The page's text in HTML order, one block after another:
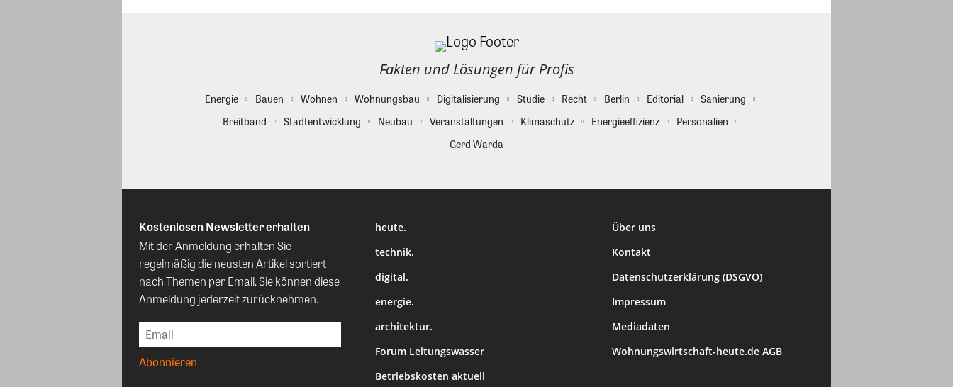
Fakten und Lösungen für Profis
Energie Bauen Wohnen Wohnungsbau Digitalisierung Studie Recht Berlin Editorial
Sanierung
Breitband
Stadtentwicklung Neubau Veranstaltungen Klimaschutz Energieeffizienz
Personalien
Gerd Warda
Kostenlosen Newsletter erhalten
Mit der Anmeldung erhalten Sie
regelmäßig die neusten Artikel sortiert
nach Themen per Email. Sie können diese
Anmeldung jederzeit zurücknehmen.
heute.
technik.
digital.
energie.
architektur.
Forum Leitungswasser
Betriebskosten aktuell
Über uns
Kontakt
Datenschutzerklärung (DSGVO)
Impressum
Mediadaten
Wohnungswirtschaft-heute.de AGB